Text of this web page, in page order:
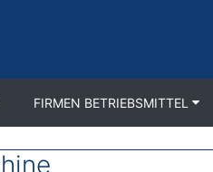
FIRMEN BETRIEBSMITTEL